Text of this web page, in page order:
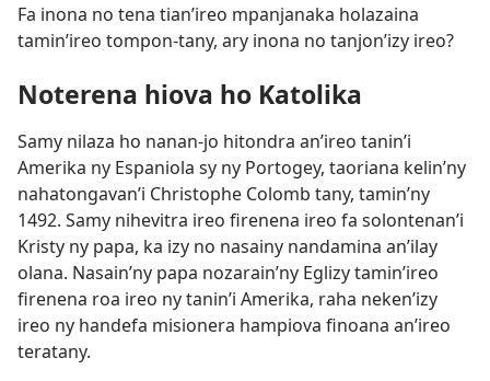
Fa inona no tena tian’ireo mpanjanaka holazaina
tamin’ireo tompon-tany, ary inona no tanjon’izy ireo?
Noterena hiova ho Katolika
Samy nilaza ho nanan-jo hitondra an’ireo tanin’i
Amerika ny Espaniola sy ny Portogey, taoriana kelin’ny
nahatongavan’i Christophe Colomb tany, tamin’ny
1492. Samy nihevitra ireo firenena ireo fa solontenan’i
Kristy ny papa, ka izy no nasainy nandamina an’ilay
olana. Nasain’ny papa nozarain’ny Eglizy tamin’ireo
firenena roa ireo ny tanin’i Amerika, raha neken’izy
ireo ny handefa misionera hampiova finoana an’ireo
teratany.